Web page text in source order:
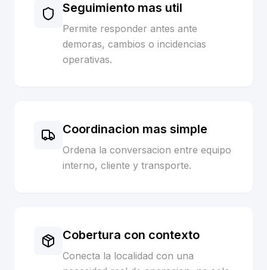
Seguimiento mas util
Permite responder antes ante
demoras, cambios o incidencias
operativas.
Coordinacion mas simple
Ordena la conversacion entre equipo
interno, cliente y transporte.
Cobertura con contexto
Conecta la localidad con una